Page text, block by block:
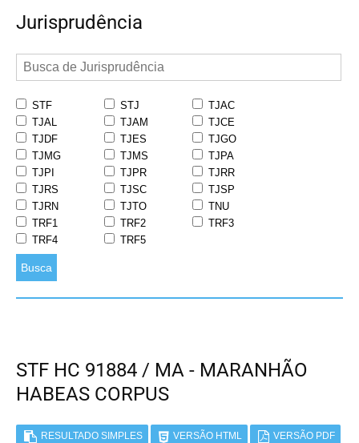
Jurisprudência
STF STJ
TJAC
TJAL
TJAM
TJCE
TJDF
TJES
TJGO
TJMG
TJMS
TJPA
TJPI
TJPR
TJRR
TJRS
TJSC
TJSP
TJRN
TJTO
TNU
TRF1
TRF2
TRF3
TRF4
TRF5
Busca
STF HC 91884 / MA - MARANHÃO
HABEAS CORPUS
RESULTADO SIMPLES VERSÃO HTML VERSÃO PDF